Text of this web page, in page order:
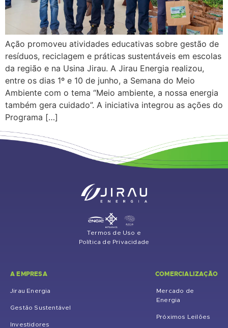
Ação promoveu atividades educativas sobre gestão de
resíduos, reciclagem e práticas sustentáveis em escolas
da região e na Usina Jirau. A Jirau Energia realizou,
entre os dias 1º e 10 de junho, a Semana do Meio
Ambiente com o tema “Meio ambiente, a nossa energia
também gera cuidado”. A iniciativa integrou as ações do
Programa […]
Termos de Uso e
Política de Privacidade
A EMPRESA
Jirau Energia
Gestão Sustentável
Investidores
COMERCIALIZAÇÃO
Mercado de
Energia
Próximos Leilões